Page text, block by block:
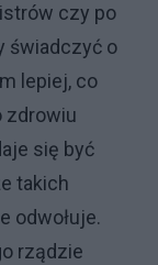
czy po
świadczyć o
lepiej, co
zdrowiu
się być
takich
odwołuje.
rządzie